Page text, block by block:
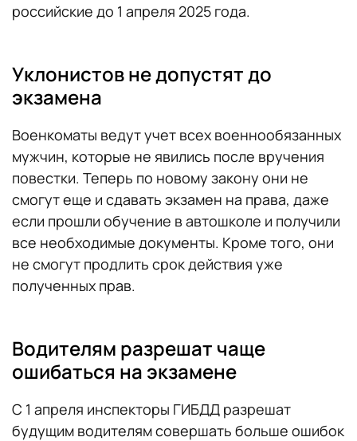
российские до 1 апреля 2025 года.
Уклонистов не допустят до
экзамена
Военкоматы ведут учет всех военнообязанных
мужчин, которые не явились после вручения
повестки. Теперь по новому закону они не
смогут еще и сдавать экзамен на права, даже
если прошли обучение в автошколе и получили
все необходимые документы. Кроме того, они
не смогут продлить срок действия уже
полученных прав.
Водителям разрешат чаще
ошибаться на экзамене
С 1 апреля инспекторы ГИБДД разрешат
будущим водителям совершать больше ошибок